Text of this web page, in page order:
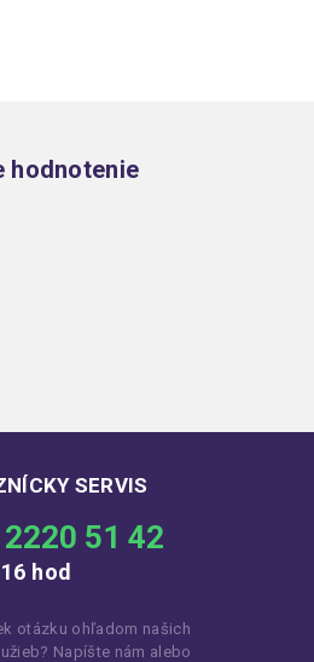
hodnotenie
SERVIS
2220 51 42
hod
otázku ohľadom našich
Napíšte nám alebo